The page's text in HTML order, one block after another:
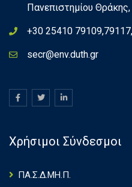
Πανεπιστημίου
+30 25410
secr@env.duth.gr
Χρήσιμοι Σύνδεσμοι
ΠΑ.Σ.Δ.ΜΗ.Π.